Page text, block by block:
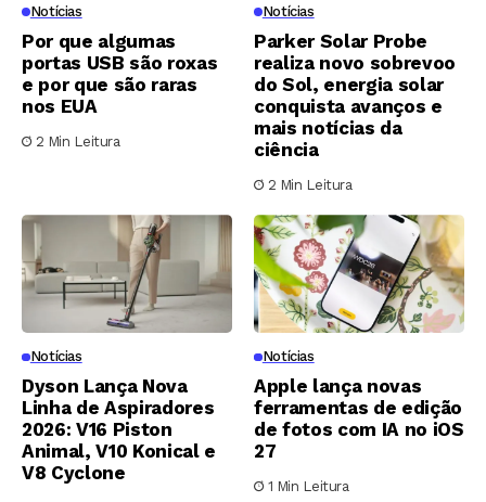
Notícias
Por que algumas
portas USB são roxas
e por que são raras
nos EUA
2 Min Leitura
Notícias
Parker Solar Probe
realiza novo sobrevoo
do Sol, energia solar
conquista avanços e
mais notícias da
ciência
2 Min Leitura
Notícias
Dyson Lança Nova
Linha de Aspiradores
2026: V16 Piston
Animal, V10 Konical e
V8 Cyclone
Notícias
Apple lança novas
ferramentas de edição
de fotos com IA no iOS
27
1 Min Leitura